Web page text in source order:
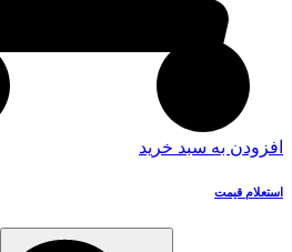
افزودن به سبد خرید
استعلام قیمت